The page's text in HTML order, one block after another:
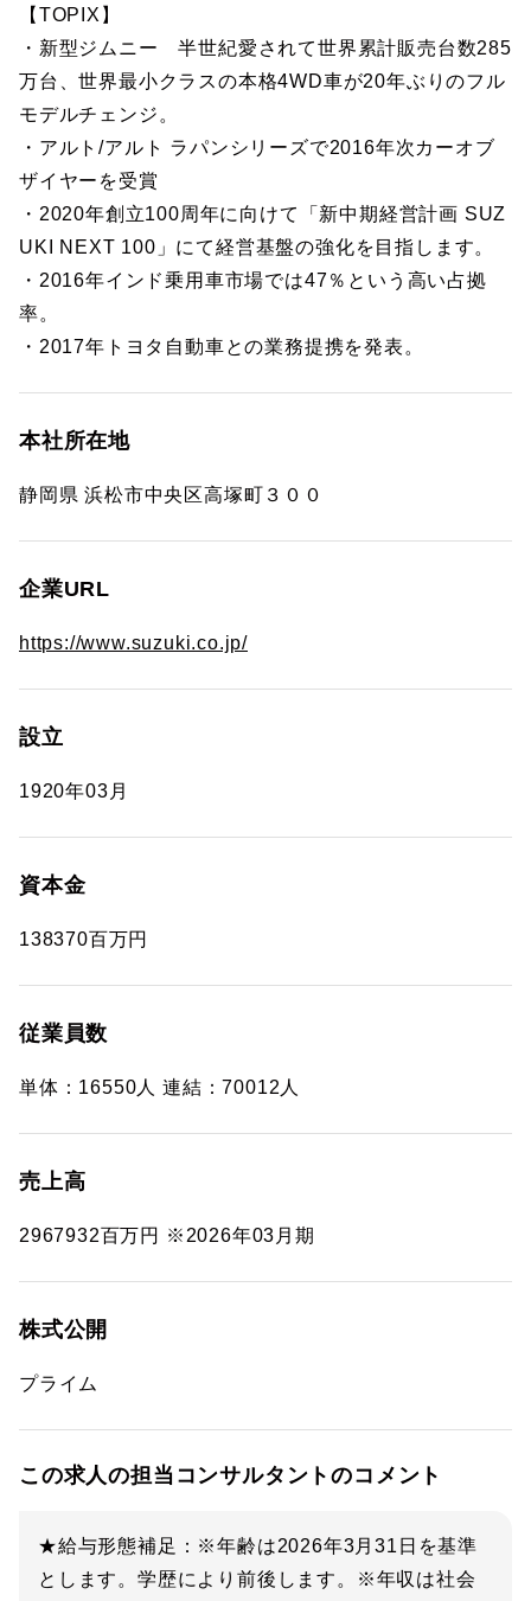
【TOPIX】
・新型ジムニー 半世紀愛されて世界累計販売台数285
万台、世界最小クラスの本格4WD車が20年ぶりのフル
モデルチェンジ。
・アルト/アルト ラパンシリーズで2016年次カーオブ
ザイヤーを受賞
・2020年創立100周年に向けて「新中期経営計画 SUZ
UKI NEXT 100」にて経営基盤の強化を目指します。
・2016年インド乗用車市場では47％という高い占拠
率。
・2017年トヨタ自動車との業務提携を発表。
本社所在地
静岡県 浜松市中央区高塚町３００
企業URL
https://www.suzuki.co.jp/
設立
1920年03月
資本金
138370百万円
従業員数
単体：16550人 連結：70012人
売上高
2967932百万円 ※2026年03月期
株式公開
プライム
この求人の担当コンサルタントのコメント
★給与形態補足：※年齢は2026年3月31日を基準
とします。学歴により前後します。※年収は社会